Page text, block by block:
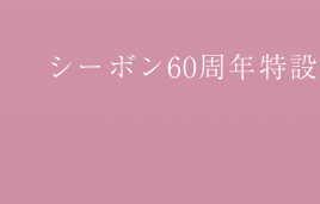
シーボン60周年特